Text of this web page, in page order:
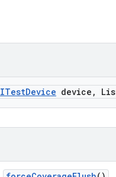
ITestDevice device ,